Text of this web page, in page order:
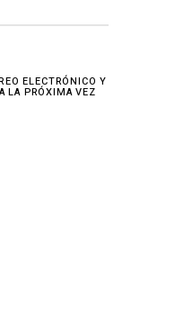
ELECTRÓNICO Y
LA PRÓXIMA VEZ